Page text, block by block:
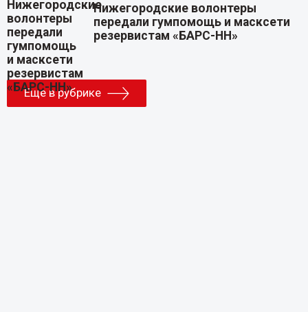
Нижегородские волонтеры
передали гумпомощь и масксети
резервистам «БАРС-НН»
Еще в рубрике